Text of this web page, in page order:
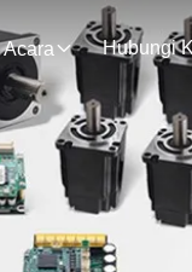
Acara